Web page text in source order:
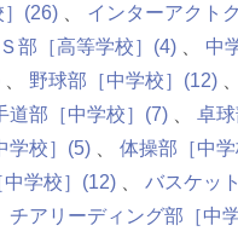
(26)
インターアクト
部［高等学校］ (4) 中
野球部［中学校］ (12)
道部［中学校］ (7)
卓球
校］ (5) 体操部［中学
学校］ (12)
バスケッ
チアリーディング部［中学